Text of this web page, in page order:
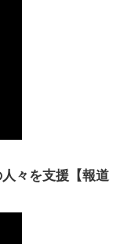
々を支援【報道